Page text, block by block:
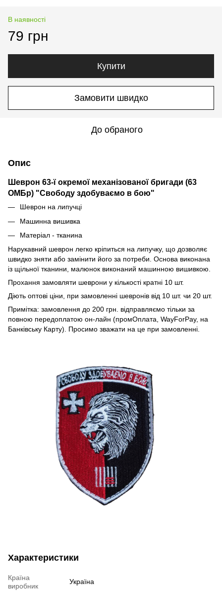
В наявності
79 грн
Купити
Замовити швидко
До обраного
Опис
Шеврон 63-ї окремої механізованої бригади (63
ОМБр) "Свободу здобуваємо в бою"
Шеврон на липучці
Машинна вишивка
Матеріал - тканина
Нарукавний шеврон легко кріпиться на липучку, що дозволяє
швидко зняти або замінити його за потреби. Основа виконана
із щільної тканини, малюнок виконаний машинною вишивкою.
Прохання замовляти шеврони у кількості кратні 10 шт.
Діють оптові ціни, при замовленні шевронів від 10 шт. чи 20 шт.
Примітка: замовлення до 200 грн. відправляємо тільки за
повною передоплатою он-лайн (промОплата, WayForPay, на
Банківську Карту). Просимо зважати на це при замовленні.
Характеристики
Країна
виробник
Україна